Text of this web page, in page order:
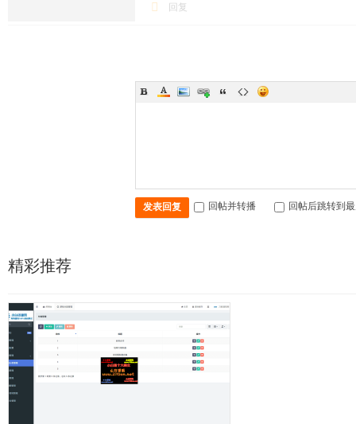
回复
发表回复 回帖并转播 回帖后跳转到
精彩推荐